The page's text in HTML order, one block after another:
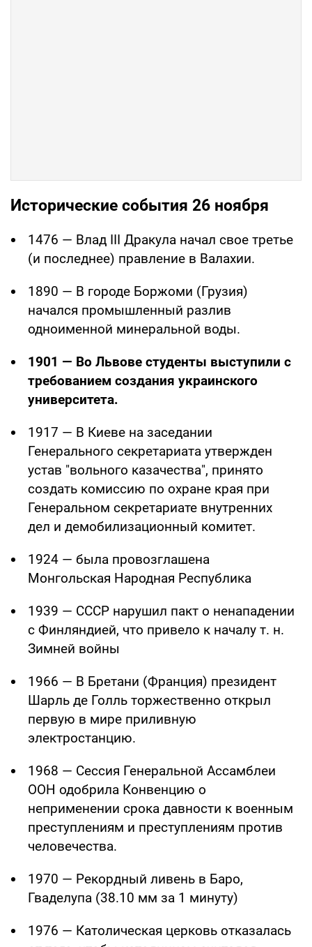
Исторические события 26 ноября
1476 — Влад III Дракула начал свое третье
(и последнее) правление в Валахии.
1890 — В городе Боржоми (Грузия)
начался промышленный разлив
одноименной минеральной воды.
1901 — Во Львове студенты выступили с
требованием создания украинского
университета.
1917 — В Киеве на заседании
Генерального секретариата утвержден
устав "вольного казачества", принято
создать комиссию по охране края при
Генеральном секретариате внутренних
дел и демобилизационный комитет.
1924 — была провозглашена
Монгольская Народная Республика
1939 — СССР нарушил пакт о ненападении
с Финляндией, что привело к началу т. н.
Зимней войны
1966 — В Бретани (Франция) президент
Шарль де Голль торжественно открыл
первую в мире приливную
электростанцию.
1968 — Сессия Генеральной Ассамблеи
ООН одобрила Конвенцию о
неприменении срока давности к военным
преступлениям и преступлениям против
человечества.
1970 — Рекордный ливень в Баро,
Гваделупа (38.10 мм за 1 минуту)
1976 — Католическая церковь отказалась